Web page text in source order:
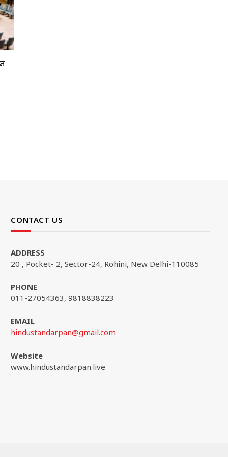
CONTACT US
ADDRESS
20 , Pocket- 2, Sector-24, Rohini, New Delhi-110085
PHONE
011-27054363, 9818838223
EMAIL
hindustandarpan@gmail.com
Website
www.hindustandarpan.live